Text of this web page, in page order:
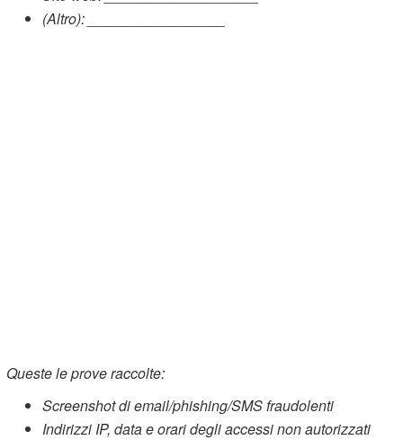
(Altro): _________________
Queste le prove raccolte:
Screenshot di email/phishing/SMS fraudolenti
Indirizzi IP, data e orari degli accessi non autorizzati